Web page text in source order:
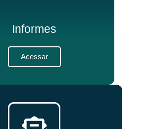
Informes
Acessar